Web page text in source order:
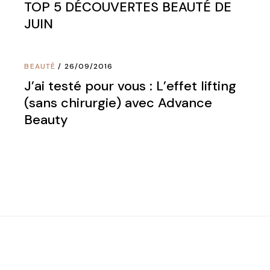
TOP 5 DÉCOUVERTES BEAUTÉ DE
JUIN
BEAUTÉ 26/09/2016
J’ai testé pour vous : L’effet lifting
(sans chirurgie) avec Advance
Beauty